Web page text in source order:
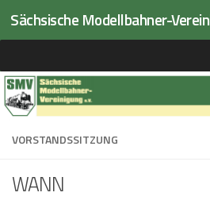
Zum Inhalt springen
VORSTANDSSITZUNG
WANN